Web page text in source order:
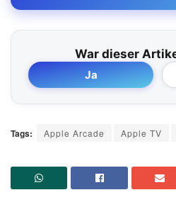
War dieser
Ja
Tags: Apple Arcade Apple TV